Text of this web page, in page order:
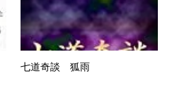
七道奇談 狐雨